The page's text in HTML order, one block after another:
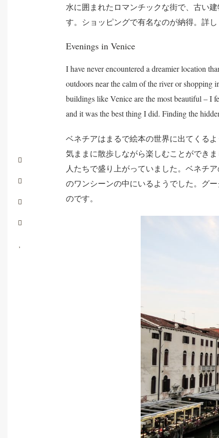
水に囲まれたロマンチックな街で、古い
す。ショッピングで有名なのが納得。詳し
Evenings in Venice
I have never encountered a dreamier location
outdoors near the calm of the river or shopping
buildings like Venice are the most beautiful – I
and it was the best thing I did. Finding the
ベネチアはまるで絵本の世界に出てくる
気ままに散歩しながら楽しむことができ
人たちで盛り上がっていました。ベネチ
のワンシーンの中にいるようでした。グ
のです。